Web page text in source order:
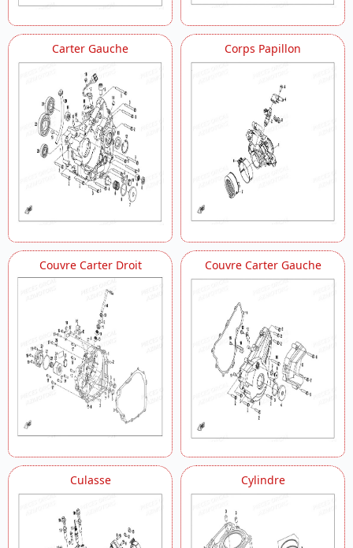
Carter Gauche Corps Papillon
Couvre Carter Droit Couvre Carter Gauche
Culasse Cylindre